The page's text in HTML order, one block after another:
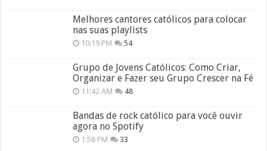
Melhores cantores católicos para colocar
nas suas playlists
10:19 PM 54
Grupo de Jovens Católicos: Como Criar,
Organizar e Fazer seu Grupo Crescer na Fé
11:42 AM 48
Bandas de rock católico para você ouvir
agora no Spotify
1:58 PM 33